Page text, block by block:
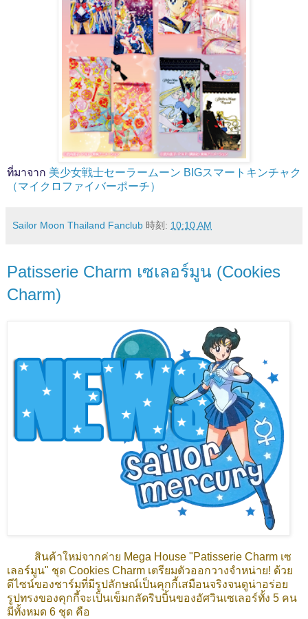
ที่มาจาก 美少女戦士セーラームーン BIGスマートキンチャク
（マイクロファイバーポーチ）
Sailor Moon Thailand Fanclub 時刻: 10:10 AM
Patisserie Charm เซเลอร์มูน (Cookies
Charm)
สินค้าใหม่จากค่าย Mega House "Patisserie Charm เซ
เลอร์มูน" ชุด Cookies Charm เตรียมตัวออกวางจำหน่าย! ด้วย
ดีไซน์ของชาร์มที่มีรูปลักษณ์เป็นคุกกี้เสมือนจริงจนดูน่าอร่อย
รูปทรงของคุกกี้จะเป็นเข็มกลัดริบบิ้นของอัศวินเซเลอร์ทั้ง 5 คน
มีทั้งหมด 6 ชุด คือ